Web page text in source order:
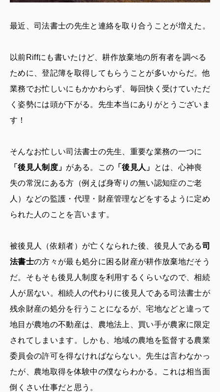
最近、司法書士の先生と連絡を取り合うことが増えた。
以前Riffにも書いたけど、耕作放棄地の所有者を調べる
ために、登記簿を取得してもらうことが多いからだ。他
業務でお忙しいにもかかわらず、毎回快く受けていただ
く姿勢には頭が下がる。先生本当にありがとうございま
す！
そんなお忙しい司法書士の先生、重要な業務の一つに
「後見人制度」 がある。この 「後見人」
とは、心神喪
失の常況にある方（例えば身寄りの無い認知症のご老
人）などの監護・代理・財産管理などをするように定め
られた人のことを言います。
被後見人（依頼者）が亡くなられた後、後見人である司
法書士の方々が最も処分に困る財産が耕作放棄地だそう
だ。そもそも後見人制度を利用するくらいなので、相続
人が居ない。相続人の代わりに後見人である司法書士が
残余財産の処分を行うことになるが、宅地などと違って
地目が農地の不動産は、農地法上、買い手が農家に限定
されてしまいます。しかも、地域の農地を監督する農業
委員会の許可を得なければならない。先生は言わなかっ
たが、農地取得を体験中の僕ならわかる。これは相当面
倒くさい仕事だと思う。